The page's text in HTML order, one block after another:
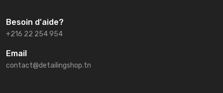
Besoin d'aide?
+216 22 254 954
Email
contact@detailingshop.tn